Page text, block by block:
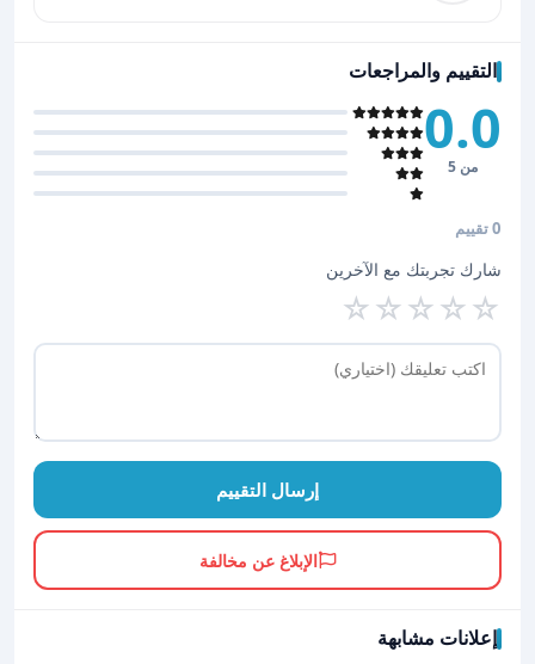
التقييم والمراجعات
0.0
من 5
0 تقييم
شارك تجربتك مع الآخرين
☆
☆
☆
☆
☆
إرسال التقييم
الإبلاغ عن مخالفة
إعلانات مشابهة